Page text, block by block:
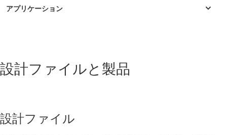
バッテリ セルの形成とテスト機器
設計ファイルと製品
設計ファイル